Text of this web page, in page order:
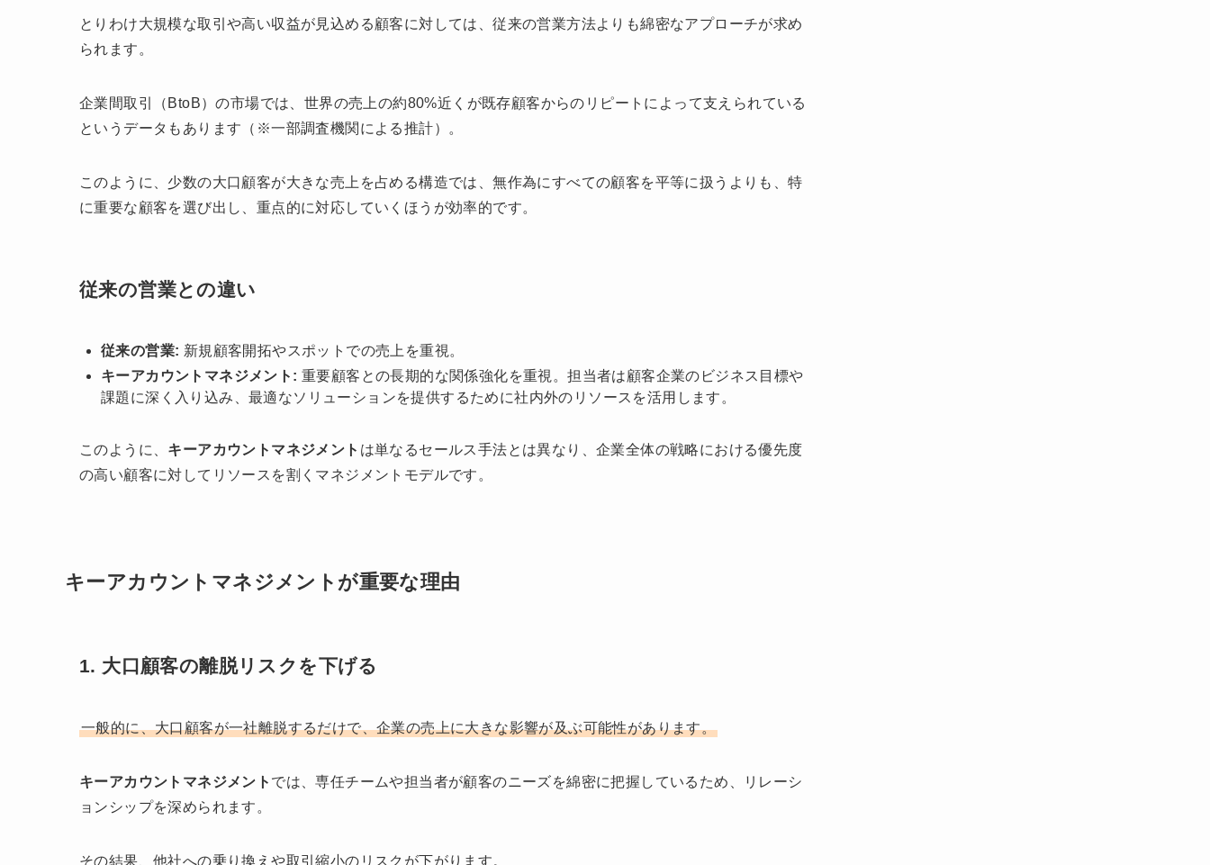
とりわけ大規模な取引や高い収益が見込める顧客に対しては、従来の営業方法よりも綿密なアプローチが求め
られます。
企業間取引（BtoB）の市場では、世界の売上の約80%近くが既存顧客からのリピートによって支えられている
というデータもあります（※一部調査機関による推計）。
このように、少数の大口顧客が大きな売上を占める構造では、無作為にすべての顧客を平等に扱うよりも、特
に重要な顧客を選び出し、重点的に対応していくほうが効率的です。
従来の営業との違い
従来の営業: 新規顧客開拓やスポットでの売上を重視。
キーアカウントマネジメント: 重要顧客との長期的な関係強化を重視。担当者は顧客企業のビジネス目標や
課題に深く入り込み、最適なソリューションを提供するために社内外のリソースを活用します。
このように、 キーアカウントマネジメント は単なるセールス手法とは異なり、企業全体の戦略における優先度
の高い顧客に対してリソースを割くマネジメントモデルです。
キーアカウントマネジメントが重要な理由
1. 大口顧客の離脱リスクを下げる
一般的に、大口顧客が一社離脱するだけで、企業の売上に大きな影響が及ぶ可能性があります。
キーアカウントマネジメント では、専任チームや担当者が顧客のニーズを綿密に把握しているため、リレーシ
ョンシップを深められます。
その結果、他社への乗り換えや取引縮小のリスクが下がります。